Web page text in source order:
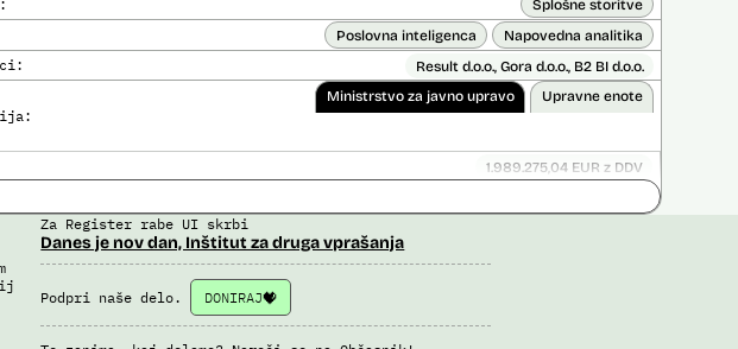
Splošne storitve
Poslovna inteligenca Napovedna analitika
Result d.o.o., Gora d.o.o., B2 BI d.o.o.
Ministrstvo za javno upravo Upravne enote
1.989.275,04 EUR z DDV
na človekove pravice opravljena:
na osebne podatke opravljena:
Za Register rabe UI skrbi
Danes je nov dan, Inštitut za druga vprašanja
Podpri naše delo. DONIRAJ